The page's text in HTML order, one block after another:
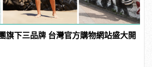
旗下三品牌 台灣官方購物網站盛大開